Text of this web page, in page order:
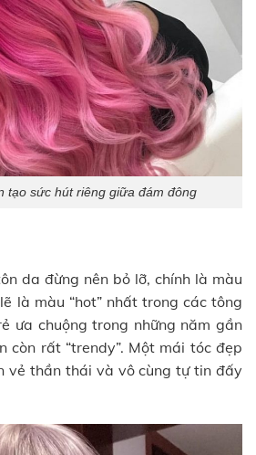
tạo sức hút riêng giữa đám đông
da đừng nên bỏ lỡ, chính là màu
là màu “hot” nhất trong các tông
ưa chuộng trong những năm gần
còn rất “trendy”. Một mái tóc đẹp
vẻ thần thái và vô cùng tự tin đấy